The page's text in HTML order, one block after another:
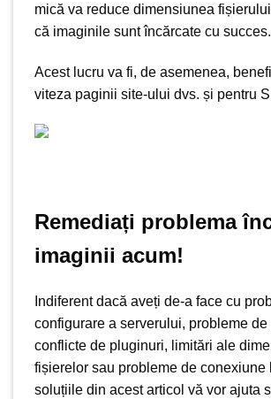
mică va reduce dimensiunea
că imaginile sunt încărcate cu succes.
Acest lucru va fi, de asemenea,
viteza paginii site-ului dvs. și pentru
Remediați problema
imaginii acum!
Indiferent dacă aveți de-a face cu
configurare a serverului, probleme
conflicte de pluginuri, limitări ale
fișierelor sau probleme de conexiune
soluțiile din acest articol vă vor ajuta